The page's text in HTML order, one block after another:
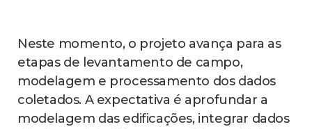
Neste momento, o projeto avança para as
etapas de levantamento de campo,
modelagem e processamento dos dados
coletados. A expectativa é aprofundar a
modelagem das edificações, integrar dados